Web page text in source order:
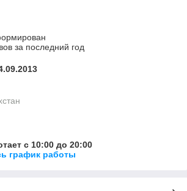
за последний год
с 10:00 до 20:00
график работы